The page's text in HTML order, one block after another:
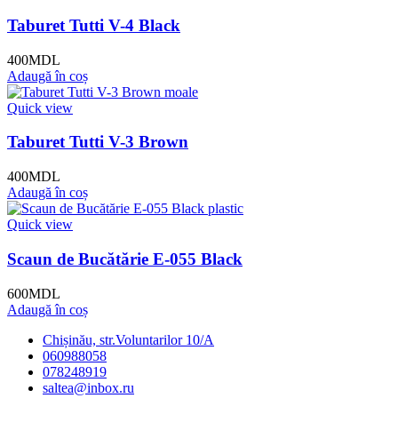
Taburet Tutti V-4 Black
400MDL
Adaugă în coș
Quick view
Taburet Tutti V-3 Brown
400MDL
Adaugă în coș
Quick view
Scaun de Bucătărie E-055 Black
600MDL
Adaugă în coș
Chișinău, str.Voluntarilor 10/A
060988058
078248919
saltea@inbox.ru